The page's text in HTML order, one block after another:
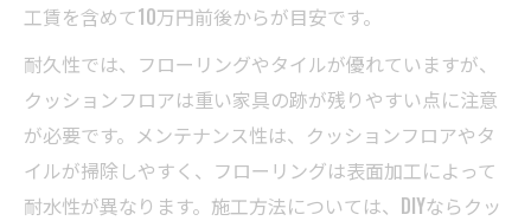
工賃を含めて10万円前後からが目安です。
耐久性では、フローリングやタイルが優れていますが、
クッションフロアは重い家具の跡が残りやすい点に注意
が必要です。メンテナンス性は、クッションフロアやタ
イルが掃除しやすく、フローリングは表面加工によって
耐水性が異なります。施工方法については、DIYならクッ